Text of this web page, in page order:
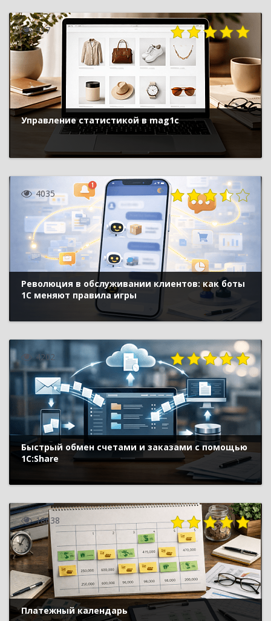
917
Управление статистикой в mag1c
4035
Революция в обслуживании клиентов: как боты
1С меняют правила игры
4202
Быстрый обмен счетами и заказами с помощью
1С:Share
18638
Платежный календарь